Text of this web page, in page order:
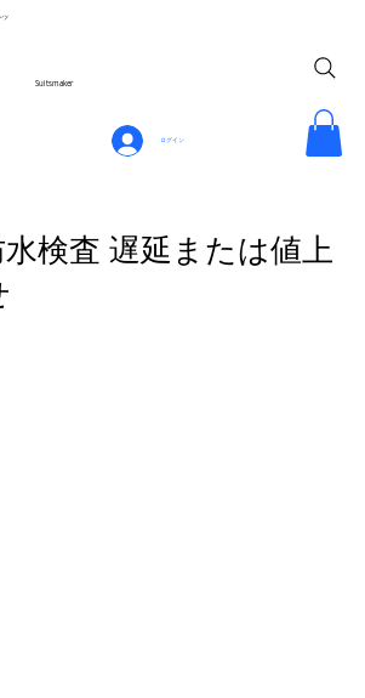
Suitsmaker
ツ
ログイン
水検査 遅延または値上